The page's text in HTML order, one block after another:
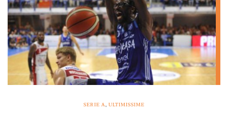
SERIE A, ULTIMISSIME